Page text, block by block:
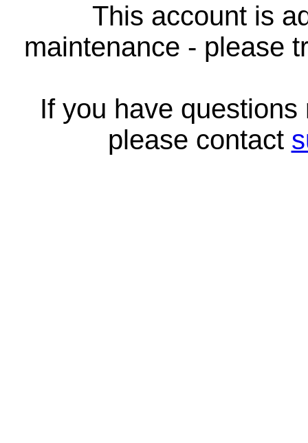
This account is
maintenance - please
If you have
please contact